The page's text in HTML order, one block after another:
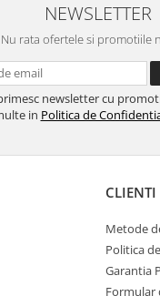
NEWSLETTER
Nu rata ofertele si promotiile
newsletter cu
in Politica de
CLIENTI
Metode
Politica
Garantia
Formular